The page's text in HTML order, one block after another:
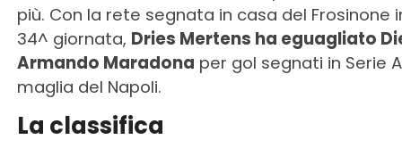
più. Con la rete segnata in casa del Frosinone
34^ giornata, Dries Mertens ha eguagliato
Armando Maradona per gol segnati in Serie
maglia del Napoli.
La classifica